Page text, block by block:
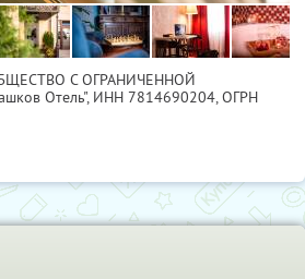
С ОГРАНИЧЕННОЙ
Отель", ИНН 7814690204, ОГРН